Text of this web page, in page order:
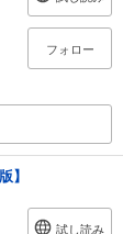
フォロー
】
試し読み